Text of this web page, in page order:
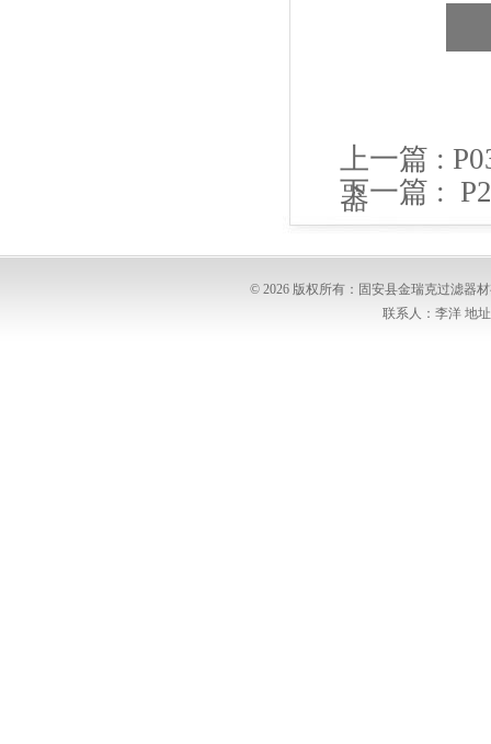
上一篇 :
器
下一篇 :
© 2026 版权所有：固安县金瑞克过滤器
联系人：李洋 地